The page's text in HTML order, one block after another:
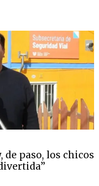
paso, los chicos